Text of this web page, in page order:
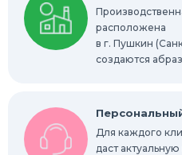
Шлифовальные
Радиальные
Конволютные круги
расположена
в г. Пушкин
создаются
Для каждого
даст